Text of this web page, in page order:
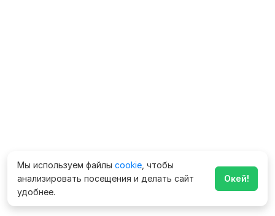
Мы используем файлы cookie , чтобы
анализировать посещения и делать сайт
удобнее.
Окей!